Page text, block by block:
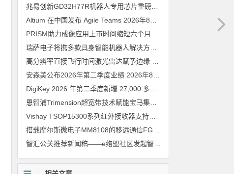
兆易创新GD32H77R机器人专用芯片重磅亮相，精准赋能伺服驱动与关节控制
Altium 在中国发布 Agile Teams 2026年8月6日
2026
安森美公布2026年第二季度业绩 2026年8月6日
恩智浦Trimension超宽带技术赋能宝马集团Digital Key Plus及生命体存在检测功能
Vishay TSOP15300系列红外接收器支持所有主流遥控代码